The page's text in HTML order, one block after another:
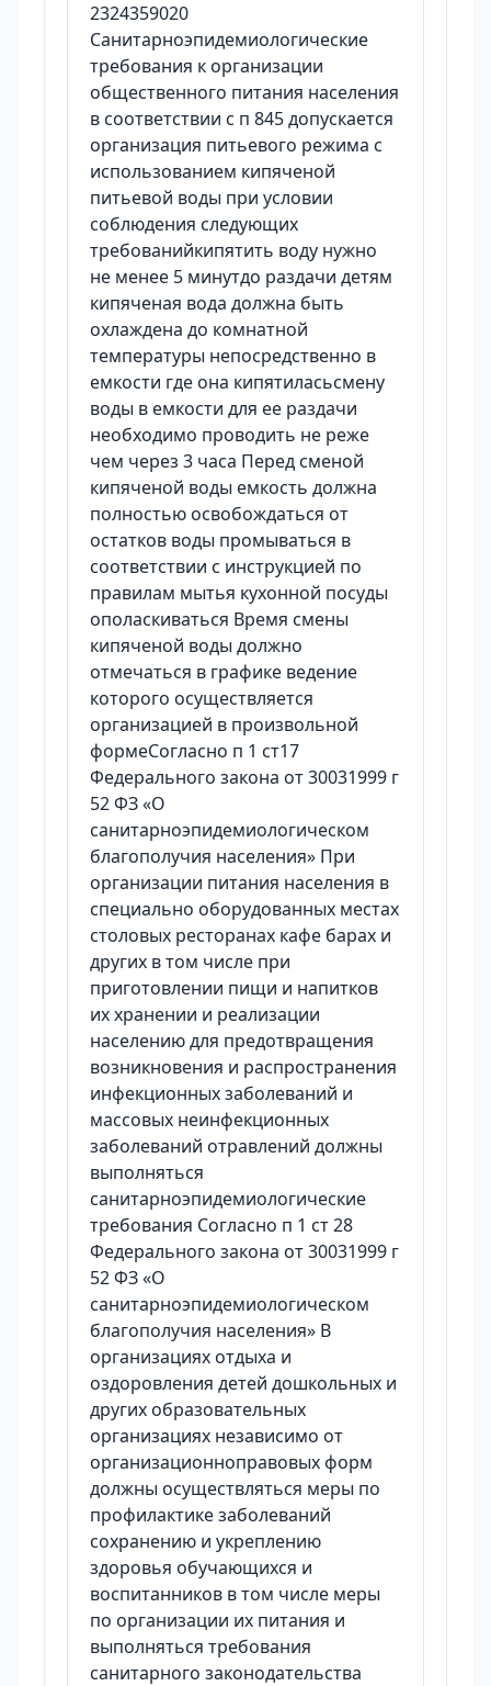
2324359020
Санитарноэпидемиологические
требования к организации
общественного питания населения
в соответствии с п 845 допускается
организация питьевого режима с
использованием кипяченой
питьевой воды при условии
соблюдения следующих
требованийкипятить воду нужно
не менее 5 минутдо раздачи детям
кипяченая вода должна быть
охлаждена до комнатной
температуры непосредственно в
емкости где она кипятиласьсмену
воды в емкости для ее раздачи
необходимо проводить не реже
чем через 3 часа Перед сменой
кипяченой воды емкость должна
полностью освобождаться от
остатков воды промываться в
соответствии с инструкцией по
правилам мытья кухонной посуды
ополаскиваться Время смены
кипяченой воды должно
отмечаться в графике ведение
которого осуществляется
организацией в произвольной
формеСогласно п 1 ст17
Федерального закона от 30031999 г
52 ФЗ «О
санитарноэпидемиологическом
благополучия населения» При
организации питания населения в
специально оборудованных местах
столовых ресторанах кафе барах и
других в том числе при
приготовлении пищи и напитков
их хранении и реализации
населению для предотвращения
возникновения и распространения
инфекционных заболеваний и
массовых неинфекционных
заболеваний отравлений должны
выполняться
санитарноэпидемиологические
требования Согласно п 1 ст 28
Федерального закона от 30031999 г
52 ФЗ «О
санитарноэпидемиологическом
благополучия населения» В
организациях отдыха и
оздоровления детей дошкольных и
других образовательных
организациях независимо от
организационноправовых форм
должны осуществляться меры по
профилактике заболеваний
сохранению и укреплению
здоровья обучающихся и
воспитанников в том числе меры
по организации их питания и
выполняться требования
санитарного законодательства